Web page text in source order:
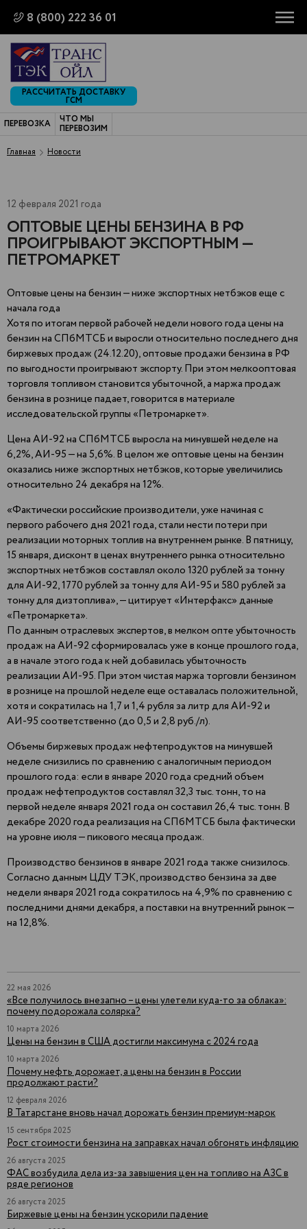
8 (800) 222 36 01
РАССЧИТАТЬ ДОСТАВКУ
ГСМ
ПЕРЕВОЗКА
ЧТО МЫ
ПЕРЕВОЗИМ
Главная
Новости
12 февраля 2021 года
ОПТОВЫЕ ЦЕНЫ БЕНЗИНА В РФ
ПРОИГРЫВАЮТ ЭКСПОРТНЫМ —
ПЕТРОМАРКЕТ
Оптовые цены на бензин — ниже экспортных нетбэков еще с
начала года
Хотя по итогам первой рабочей недели нового года цены на
бензин на СПбМТСБ и выросли относительно последнего дня
биржевых продаж (24.12.20), оптовые продажи бензина в РФ
по выгодности проигрывают экспорту. При этом мелкооптовая
торговля топливом становится убыточной, а маржа продаж
бензина в рознице падает, говорится в материале
исследовательской группы «Петромаркет».
Цена АИ-92 на СПбМТСБ выросла на минувшей неделе на
6,2%, АИ-95 — на 5,6%. В целом же оптовые цены на бензин
оказались ниже экспортных нетбэков, которые увеличились
относительно 24 декабря на 12%.
«Фактически российские производители, уже начиная с
первого рабочего дня 2021 года, стали нести потери при
реализации моторных топлив на внутреннем рынке. В пятницу,
15 января, дисконт в ценах внутреннего рынка относительно
экспортных нетбэков составлял около 1320 рублей за тонну
для АИ-92, 1770 рублей за тонну для АИ-95 и 580 рублей за
тонну для дизтоплива», — цитирует «Интерфакс» данные
«Петромаркета».
По данным отраслевых экспертов, в мелком опте убыточность
продаж на АИ-92 сформировалась уже в конце прошлого года,
а в начале этого года к ней добавилась убыточность
реализации АИ-95. При этом чистая маржа торговли бензином
в рознице на прошлой неделе еще оставалась положительной,
хотя и сократилась на 1,7 и 1,4 рубля за литр для АИ-92 и
АИ-95 соответственно (до 0,5 и 2,8 руб./л).
Объемы биржевых продаж нефтепродуктов на минувшей
неделе снизились по сравнению с аналогичным периодом
прошлого года: если в январе 2020 года средний объем
продаж нефтепродуктов составлял 32,3 тыс. тонн, то на
первой неделе января 2021 года он составил 26,4 тыс. тонн. В
декабре 2020 года реализация на СПбМТСБ была фактически
на уровне июля — пикового месяца продаж.
Производство бензинов в январе 2021 года также снизилось.
Согласно данным ЦДУ ТЭК, производство бензина за две
недели января 2021 года сократилось на 4,9% по сравнению с
последними днями декабря, а поставки на внутренний рынок —
на 12,8%.
22 мая 2026
«Все получилось внезапно – цены улетели куда-то за облака»:
почему подорожала солярка?
10 марта 2026
Цены на бензин в США достигли максимума с 2024 года
10 марта 2026
Почему нефть дорожает, а цены на бензин в России
продолжают расти?
12 февраля 2026
В Татарстане вновь начал дорожать бензин премиум-марок
15 сентября 2025
Рост стоимости бензина на заправках начал обгонять инфляцию
26 августа 2025
ФАС возбудила дела из-за завышения цен на топливо на АЗС в
ряде регионов
26 августа 2025
Биржевые цены на бензин ускорили падение